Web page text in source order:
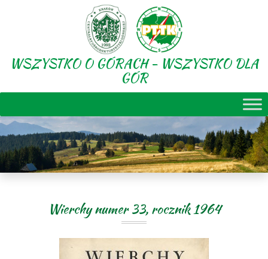
WSZYSTKO O GÓRACH - WSZYSTKO DLA
GÓR
Wierchy numer 33, rocznik 1964